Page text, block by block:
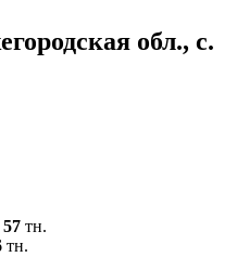
обл., с.
57 тн.
тн.